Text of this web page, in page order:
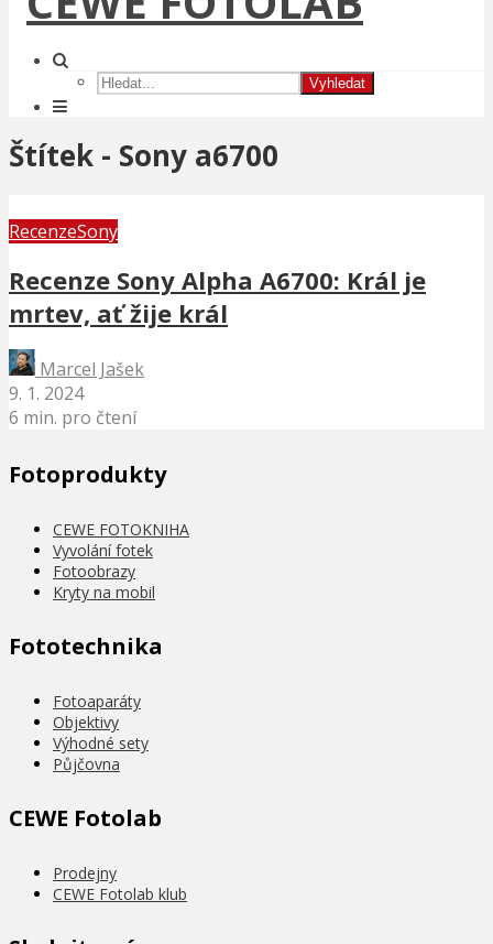
Vyhledat
Štítek - Sony a6700
RecenzeSony
Recenze Sony Alpha A6700: Král je
mrtev, ať žije král
Marcel Jašek
9. 1. 2024
6 min. pro čtení
Fotoprodukty
CEWE FOTOKNIHA
Vyvolání fotek
Fotoobrazy
Kryty na mobil
Fototechnika
Fotoaparáty
Objektivy
Výhodné sety
Půjčovna
CEWE Fotolab
Prodejny
CEWE Fotolab klub